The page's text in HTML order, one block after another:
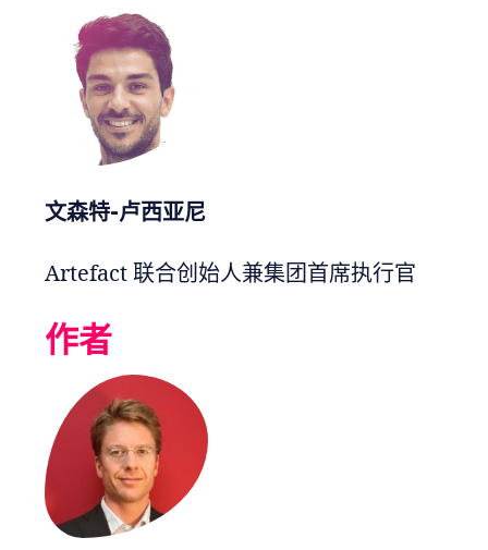
文森特-卢西亚尼
Artefact 联合创始人兼集团首席执行官
作者